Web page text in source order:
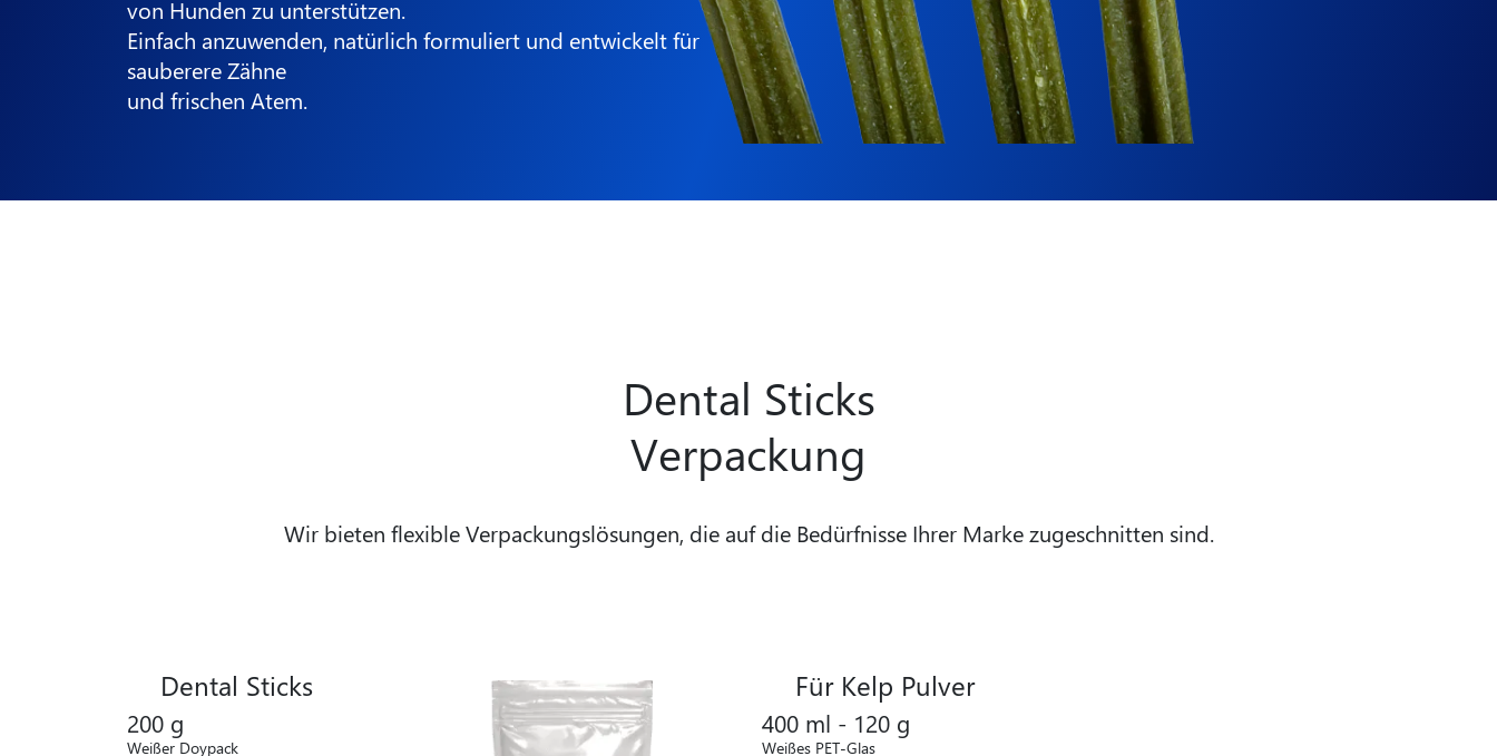
von Hunden zu unterstützen.
Einfach anzuwenden, natürlich formuliert und entwickelt für
sauberere Zähne
und frischen Atem.
Dental Sticks
Verpackung
Wir bieten flexible Verpackungslösungen, die auf die Bedürfnisse Ihrer Marke zugeschnitten sind.
Dental Sticks
200 g
Weißer Doypack
Für Kelp Pulver
400 ml - 120 g
Weißes PET-Glas